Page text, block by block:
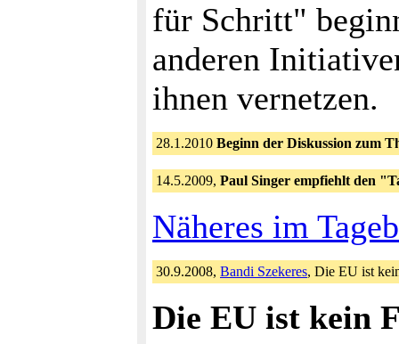
für Schritt"
anderen
ihnen vernetzen.
28.1.2010 Beginn der Diskussion zum
14.5.2009, Paul Singer empfiehlt den
Näheres im
30.9.2008, Bandi Szekeres, Die EU ist
Die EU ist kein